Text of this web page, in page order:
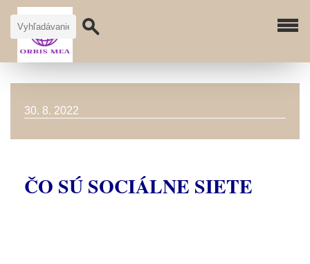
30. 8. 2022
ČO SÚ SOCIÁLNE SIETE